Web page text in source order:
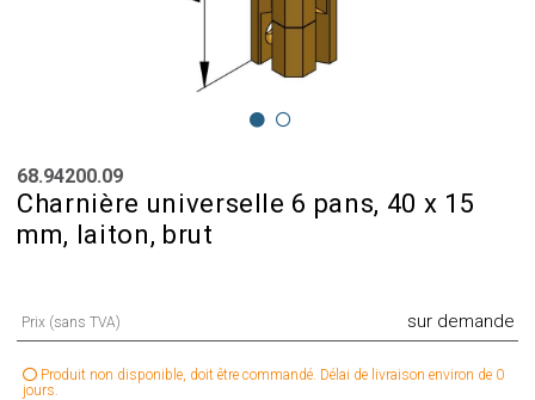
68.94200.09
Charnière universelle 6 pans, 40 x 15
mm, laiton, brut
Prix (sans TVA) sur demande
Produit non disponible, doit être commandé. Délai de livraison environ de 0
jours.